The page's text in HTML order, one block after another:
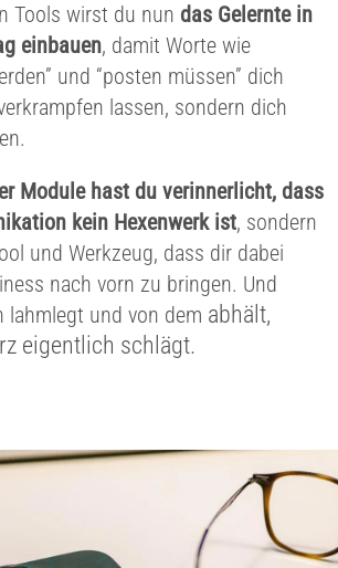
Tools wirst du nun das Gelernte in
einbauen, damit Worte wie
und “posten müssen” dich
lassen, sondern dich
Module hast du verinnerlicht, dass
kein Hexenwerk ist, sondern
und Werkzeug, dass dir dabei
nach vorn zu bringen. Und
lahmlegt und von dem abhält,
eigentlich schlägt.